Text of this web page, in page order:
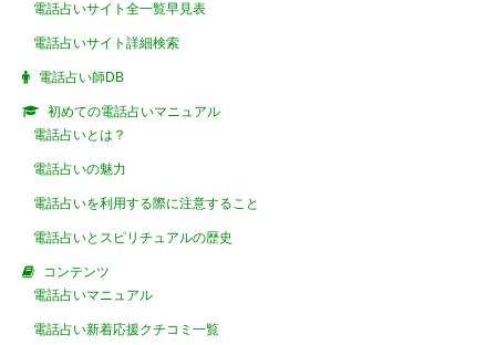
電話占いサイト全一覧早見表
電話占いサイト詳細検索
電話占い師DB
初めての電話占いマニュアル
電話占いとは？
電話占いの魅力
電話占いを利用する際に注意すること
電話占いとスピリチュアルの歴史
コンテンツ
電話占いマニュアル
電話占い新着応援クチコミ一覧